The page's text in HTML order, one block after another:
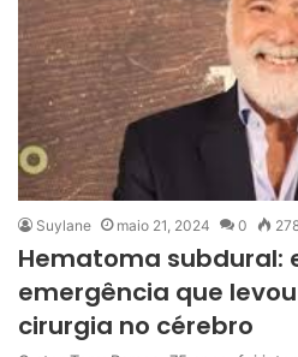
Suylane maio 21, 2024 0
Hematoma subdural:
emergência que
cirurgia no cérebro